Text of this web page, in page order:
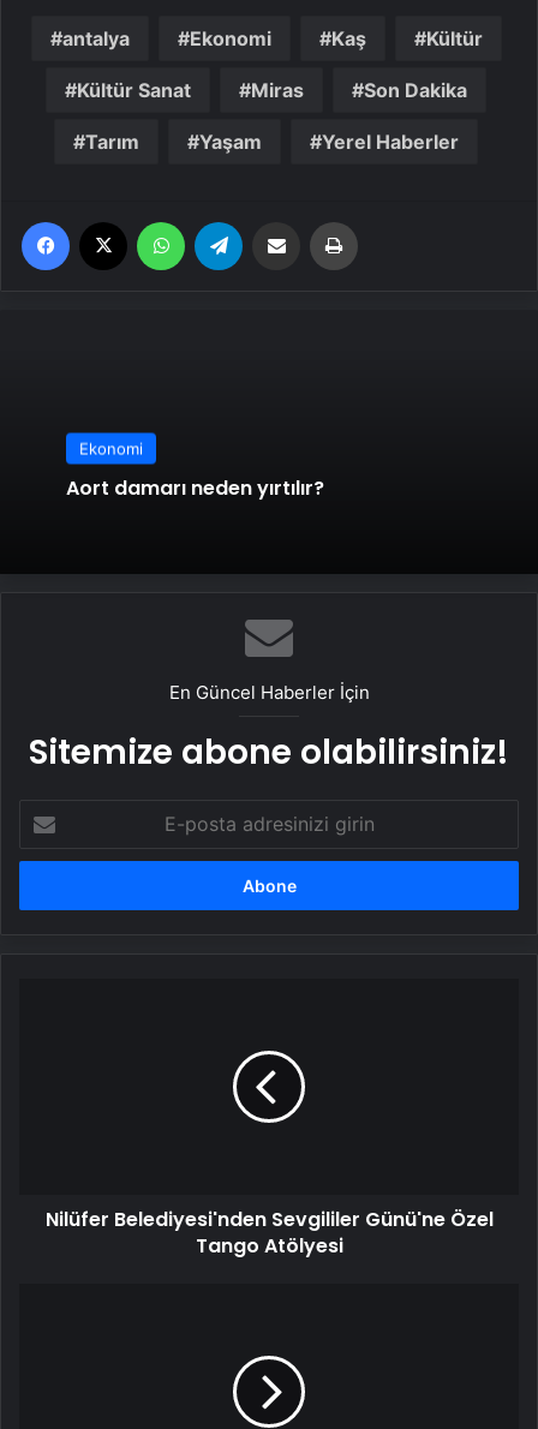
antalya Ekonomi Kaş Kültür
Kültür Sanat Miras Son Dakika
Tarım Yaşam Yerel Haberler
Facebook WhatsApp Email'den paylaş
Ekonomi
Aort damarı neden yırtılır?
En Güncel Haberler İçin
Sitemize abone olabilirsiniz!
posta
adresinizi
Nilüfer Belediyesi'nden Sevgililer Günü'ne Özel
Tango Atölyesi